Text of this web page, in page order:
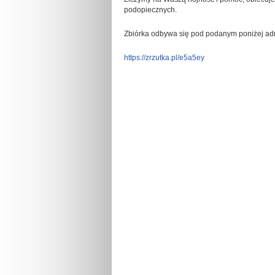
podopiecznych.
Zbiórka odbywa się pod podanym poniżej
https://zrzutka.pl/e5a5ey